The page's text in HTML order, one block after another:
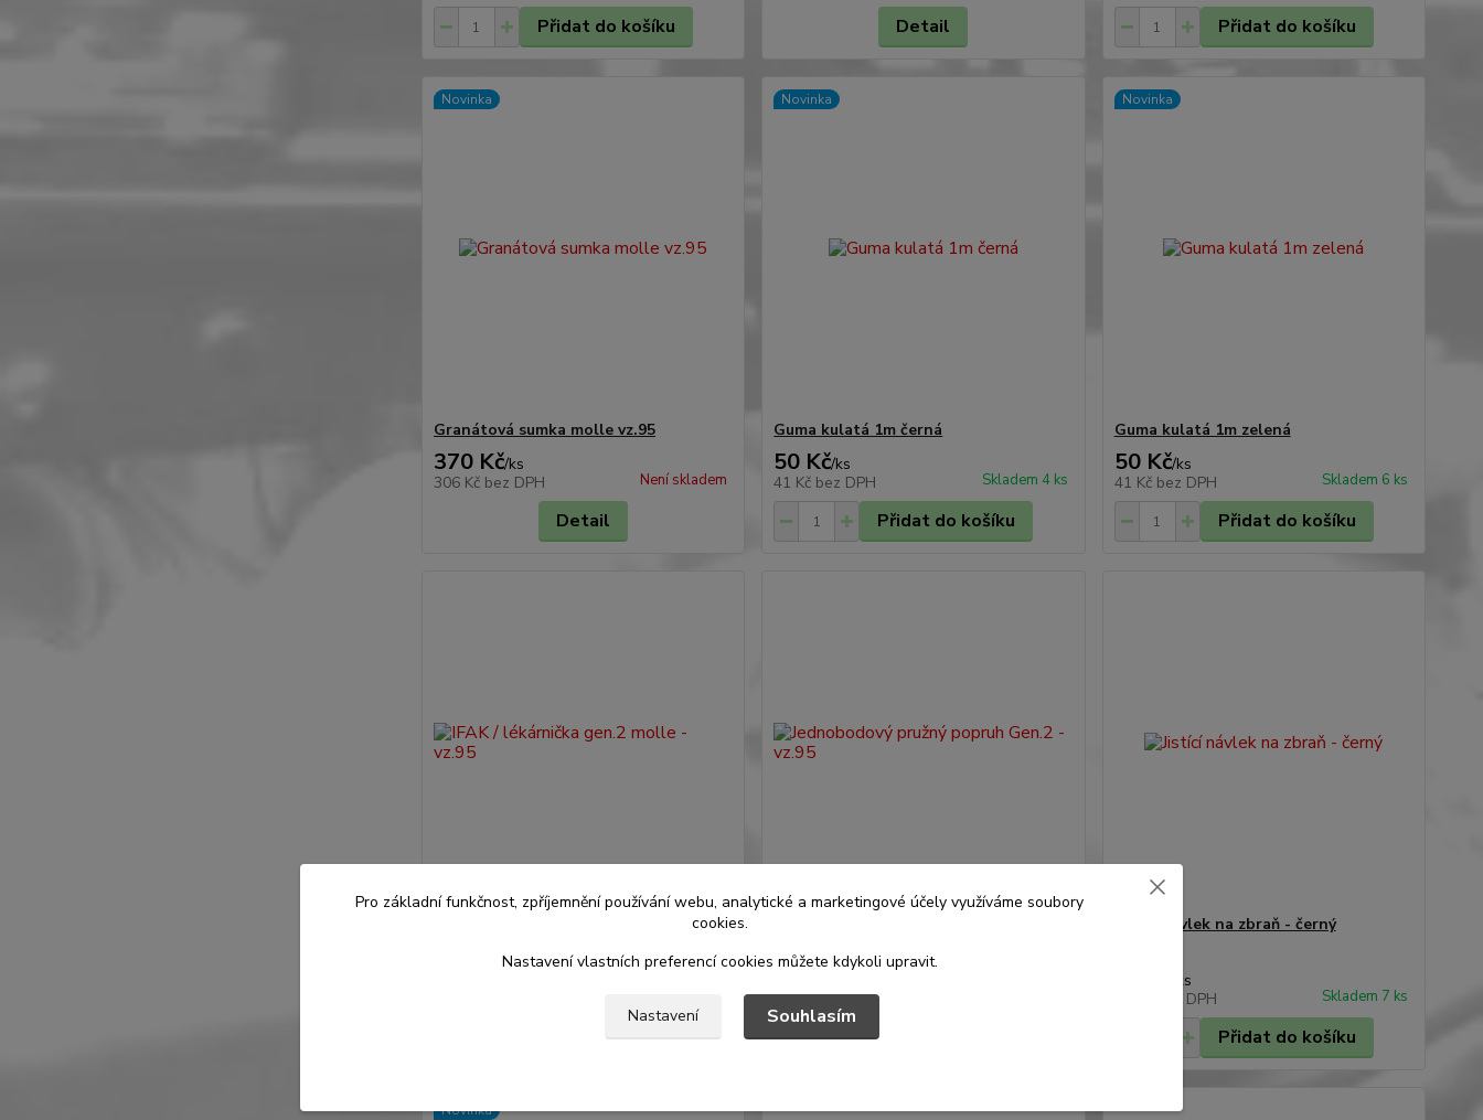
Přidat do košíku Detail Přidat do košíku
Novinka
Granátová sumka molle vz.95
370 Kč/ks
306 Kč bez DPH Není skladem
Detail
Novinka
Guma kulatá 1m černá
50 Kč/ks
41 Kč bez DPH Skladem 4 ks
Přidat do košíku
Novinka
Guma kulatá 1m zelená
50 Kč/ks
41 Kč bez DPH Skladem 6 ks
Přidat do košíku
IFAK / lékárnička gen.2 molle - vz.95
Zvolit variantu
521 Kčbez DPH
Jistící návlek na zbraň - černý
ks
bez DPH Skladem 7 ks
Přidat do košíku
Novinka
Pro základní funkčnost, zpříjemnění používání webu, analytické a marketingové účely využíváme soubory
cookies.
Nastavení vlastních preferencí cookies můžete kdykoli upravit.
Nastavení Souhlasím